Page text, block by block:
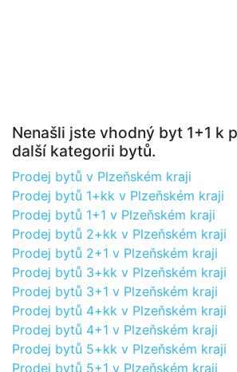
Nenašli jste vhodný byt 1+1 k
další kategorii bytů.
Prodej bytů v Plzeňském kraji
Prodej bytů 1+kk v Plzeňském kraji
Prodej bytů 1+1 v Plzeňském kraji
Prodej bytů 2+kk v Plzeňském kraji
Prodej bytů 2+1 v Plzeňském kraji
Prodej bytů 3+kk v Plzeňském kraji
Prodej bytů 3+1 v Plzeňském kraji
Prodej bytů 4+kk v Plzeňském kraji
Prodej bytů 4+1 v Plzeňském kraji
Prodej bytů 5+kk v Plzeňském kraji
Prodej bytů 5+1 v Plzeňském kraji